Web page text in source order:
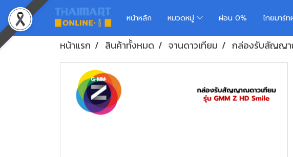
หน้าหลัก หมวดหมู่ ผ่อน 0% ไทยมาร์
หน้าแรก สินค้าทั้งหมด จานดาวเทียม กล่องรับสัญญ